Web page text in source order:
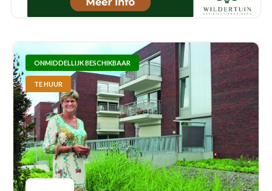
ONMIDDELLIJK BESCHIKBAAR
TE HUUR